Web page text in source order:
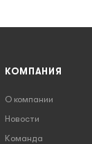
КОМПАНИЯ
О компании
Новости
Команда